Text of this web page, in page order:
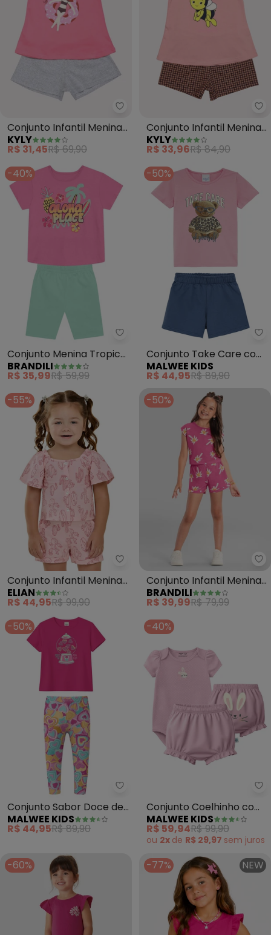
Kyly - Conjunto Infantil Menina
Conjunto Infantil Menina
Praia (Rosa)
KYLY
R$ 31,45R$ 69,90
Conjunto Infantil Menina
Abelha (Rosa)
KYLY
R$ 33,96R$ 84,90
-40%
Brandili - Conjunto Menina
Conjunto Menina Tropical
com Glitter (Rosa)
BRANDILI
R$ 35,99R$ 59,99
-50%
Conjunto Take Care com
Ursinho (Rosa)
MALWEE KIDS
R$ 44,95R$ 89,90
-55%
Elian - Conjunto Infantil Menina
Conjunto Infantil Menina
Cactos (Rosa)
ELIAN
R$ 44,95R$ 99,90
-50%
Conjunto Infantil Menina
de Coqueiros (Rosa)
BRANDILI
R$ 39,99R$ 79,99
-50%
Malwee Kids - Conjunto Sabor
Conjunto Sabor Doce de
Amor (Rosa Escuro)
MALWEE KIDS
R$ 44,95R$ 89,90
-40%
Conjunto Coelhinho com
Bordado (Rosa Claro)
MALWEE KIDS
R$ 59,94R$ 99,90
ou 2x de R$ 29,97 sem juros
-60% -77% NEW